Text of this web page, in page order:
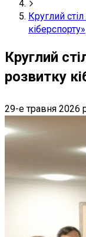
Круглий
кіберспорту»
Круглий
розвитку
29-е травня 2026